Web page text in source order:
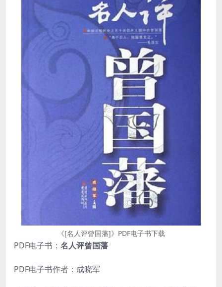
《[名人评曾国藩]》PDF电子书下载
PDF电子书： 名人评曾国藩
PDF电子书作者：成晓军